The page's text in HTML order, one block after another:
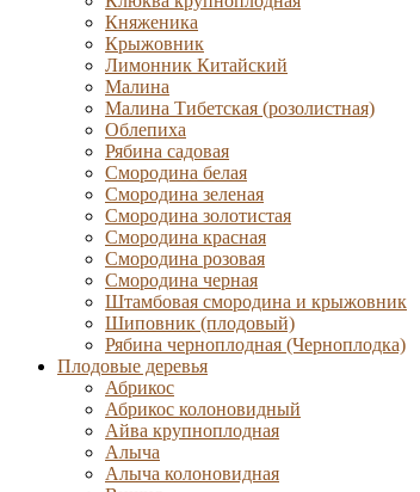
Княженика
Крыжовник
Лимонник Китайский
Малина
Малина Тибетская (розолистная)
Облепиха
Рябина садовая
Смородина белая
Смородина зеленая
Смородина золотистая
Смородина красная
Смородина розовая
Смородина черная
Штамбовая смородина и крыжовник
Шиповник (плодовый)
Рябина черноплодная (Черноплодка)
Плодовые деревья
Абрикос
Абрикос колоновидный
Айва крупноплодная
Алыча
Алыча колоновидная